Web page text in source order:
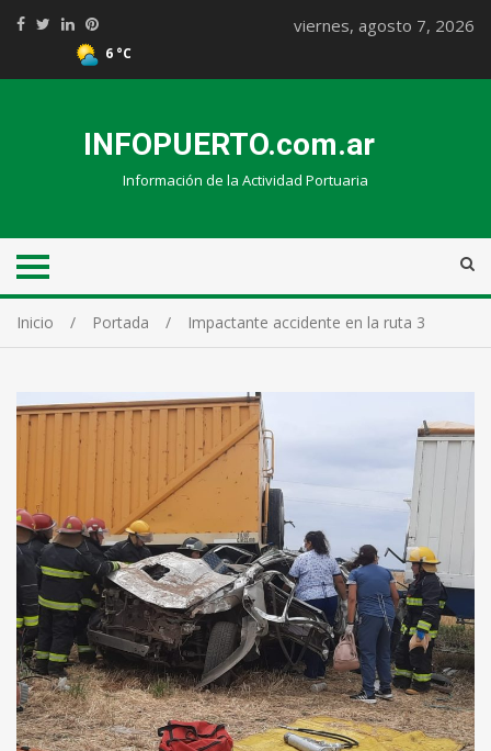
6 °C
viernes, agosto 7, 2026
INFOPUERTO.com.ar
Información de la Actividad Portuaria
Inicio Portada Impactante accidente en la ruta 3